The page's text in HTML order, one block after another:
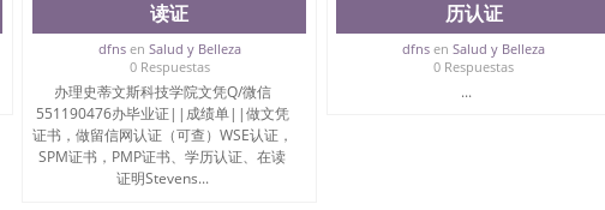
读证
dfnsen Salud y Belleza
0 Respuestas
办理史蒂文斯科技学院文凭Q/微信
551190476办毕业证||成绩单||做文凭
证书，做留信网认证（可查）WSE认证，
SPM证书，PMP证书、学历认证、在读
证明Stevens...
历认证
dfns enSalud y Belleza
0 Respuestas
...